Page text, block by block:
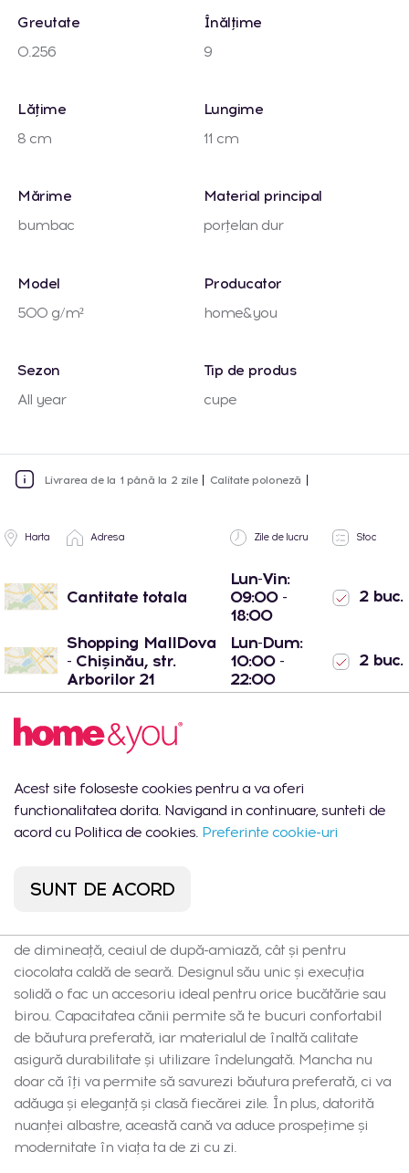
Greutate
0.256
Înălțime
9
Lățime
8 cm
Lungime
11 cm
Mărime
bumbac
Material principal
porțelan dur
Model
500 g/m²
Producator
home&you
Sezon
All year
Tip de produs
cupe
Livrarea de la 1 până la 2 zile Calitate poloneză
Harta Adresa Zile de lucru Stoc
Cantitate totala
Lun-Vin:
09:00 -
18:00
2 buc.
Shopping MallDova
- Chișinău, str.
Arborilor 21
Lun-Dum:
10:00 -
22:00
2 buc.
Chișinău, str. Mihail
Sadoveanu 42/6
Descrierea produsului
Mancha este o cană neobișnuită, realizată din porțelan dur
de dimineață, ceaiul de după-amiază, cât și pentru
ciocolata caldă de seară. Designul său unic și execuția
solidă o fac un accesoriu ideal pentru orice bucătărie sau
birou. Capacitatea cănii permite să te bucuri confortabil
de băutura preferată, iar materialul de înaltă calitate
asigură durabilitate și utilizare îndelungată. Mancha nu
doar că îți va permite să savurezi băutura preferată, ci va
adăuga și eleganță și clasă fiecărei zile. În plus, datorită
nuanței albastre, această cană va aduce prospețime și
modernitate în viața ta de zi cu zi.
Acest site foloseste cookies pentru a va oferi
functionalitatea dorita. Navigand in continuare, sunteti de
acord cu Politica de cookies. Preferinte cookie-uri
SUNT DE ACORD